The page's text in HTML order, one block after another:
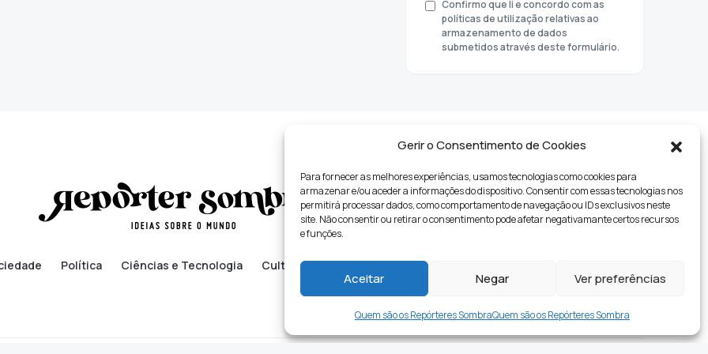
Gerir o Consentimento de Cookies
Para fornecer as melhores experiências, usamos tecnologias como cookies para
armazenar e/ou aceder a informações do dispositivo. Consentir com essas tecnologias nos
permitirá processar dados, como comportamento de navegação ou IDs exclusivos neste
site. Não consentir ou retirar o consentimento pode afetar negativamante certos recursos
e funções.
Aceitar Negar Ver preferências
Quem são os Repórteres SombraQuem são os Repórteres Sombra
Confirmo que li e concordo com as
políticas de utilização relativas ao
armazenamento de dados
submetidos através deste formulário.
Política Ciências e Tecnologia Cultura Lifestyle